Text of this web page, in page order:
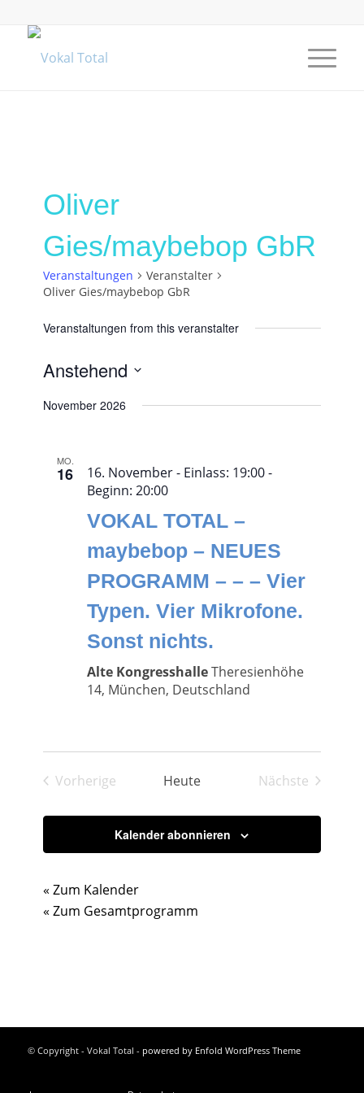
Oliver
Gies/maybebop GbR
Veranstaltungen
Veranstalter
Oliver Gies/maybebop GbR
Veranstaltungen from this veranstalter
Anstehend
wählen.
November 2026
MO.
16 16. November - Einlass: 19:00-
Beginn:20:00
VOKAL TOTAL –
maybebop – NEUES
PROGRAMM – – – Vier
Typen. Vier Mikrofone.
Sonst nichts.
Alte KongresshalleTheresienhöhe
14, München, Deutschland
Vorherige
Heute
Nächste
Kalender abonnieren
« Zum Kalender
« Zum Gesamtprogramm
© Copyright - Vokal Total - powered by Enfold WordPress Theme